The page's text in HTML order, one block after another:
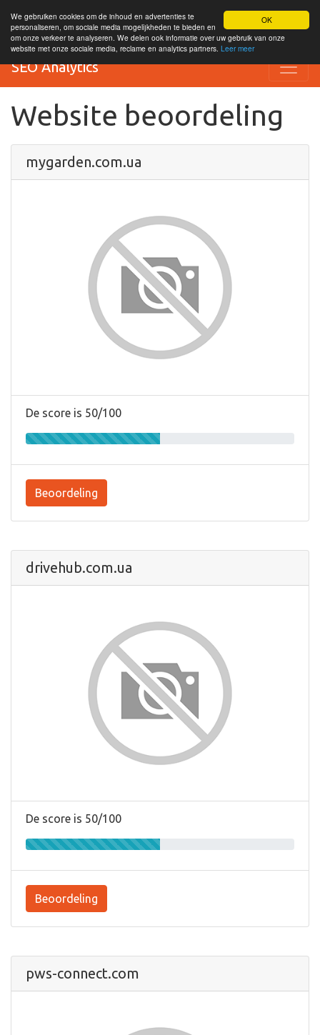
OK
We gebruiken cookies om de inhoud en advertenties te
personaliseren, om sociale media mogelijkheden te bieden en
om onze verkeer te analyseren. We delen ook informatie over uw gebruik van onze
website met onze sociale media, reclame en analytics partners. Leer meer
SEO Analytics
Website beoordeling
mygarden.com.ua
De score is 50/100
Beoordeling
drivehub.com.ua
De score is 50/100
Beoordeling
pws-connect.com